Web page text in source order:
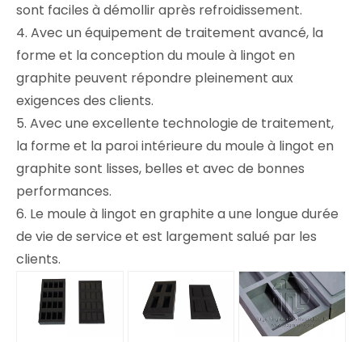
sont faciles à démollir après refroidissement.
4. Avec un équipement de traitement avancé, la
forme et la conception du moule à lingot en
graphite peuvent répondre pleinement aux
exigences des clients.
5. Avec une excellente technologie de traitement,
la forme et la paroi intérieure du moule à lingot en
graphite sont lisses, belles et avec de bonnes
performances.
6. Le moule à lingot en graphite a une longue durée
de vie de service et est largement salué par les
clients.